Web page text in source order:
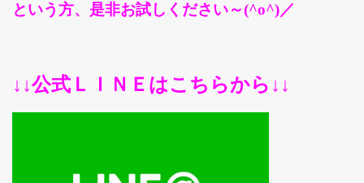
という方、是非お試しください～(^o^)／
↓↓公式ＬＩＮＥはこちらから↓↓